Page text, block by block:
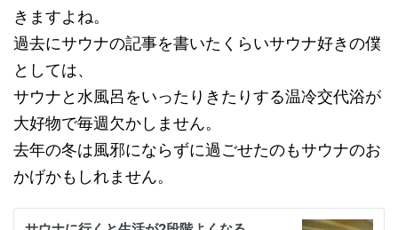
きますよね。
過去にサウナの記事を書いたくらいサウナ好きの僕
としては、
サウナと水風呂をいったりきたりする温冷交代浴が
大好物で毎週欠かしません。
去年の冬は風邪にならずに過ごせたのもサウナのお
かげかもしれません。